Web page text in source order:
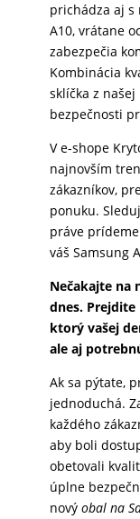
prichádza aj s
A10, vrátane
zabezpečia
Kombinácia
sklíčka z
bezpečnosti
V e-shope
najnovším
zákazníkov,
ponuku.
práve
váš Samsung
Nečakajte na
dnes.
ktorý vašej
ale aj
Ak sa pýtate,
jednoduchá.
každého
aby boli
obetovali
úplne
nový obal na